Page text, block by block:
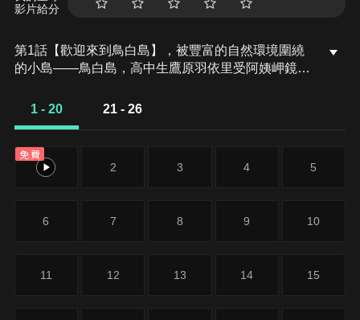
影片給分
第1話【歡迎來到鳥白島】，被豐富的自然環境圍繞
的小島——鳥白島，高中生鷹原羽依里受阿姨岬鏡子
好像是一隻受傷的候鳥吧……」羽依里在島上遇見許
的加藤羽未等等。除此之外，羽依里還在空無一人的
夜晚游泳池裡，看見一位正在游泳的神祕少女——鳴
1 - 20 21 - 26
免費
1 2 3 4 5
6 7 8 9 10
11 12 13 14 15